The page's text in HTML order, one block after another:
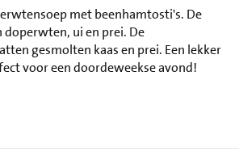
met beenhamtosti's. De
doperwten, ui en prei. De
gesmolten kaas en prei. Een lekker
voor een doordeweekse avond!